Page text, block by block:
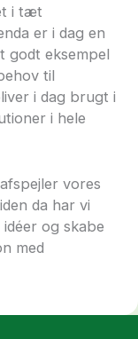
i tæt
er i dag en
godt eksempel
til
i dag brugt i
i hele
vores
da har vi
og skabe
med